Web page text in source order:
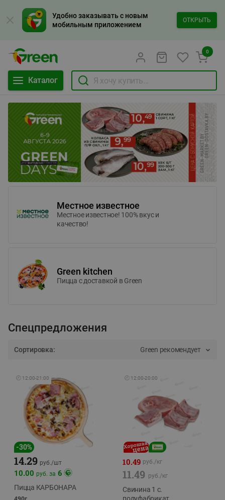
Удобно заказывать с новым
мобильным приложением
ОТКРЫТЬ
Каталог
0
Местное известное
Местное известное! 100% вкус и
качество!
Green kitchen
Пицца c доставкой в Green
Спецпредложения
Сортировка: Green рекомендует
🕘 12:00-21:00
-30%
14.29 руб./шт
10.00 руб. за 6
Пицца КАРБОНАРА
🕘 12:00-20:00
10.49 руб./кг
11.49 руб./кг
Свинина 1 с.